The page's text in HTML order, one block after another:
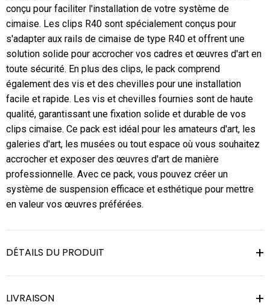
conçu pour faciliter l'installation de votre système de
cimaise. Les clips R40 sont spécialement conçus pour
s'adapter aux rails de cimaise de type R40 et offrent une
solution solide pour accrocher vos cadres et œuvres d'art en
toute sécurité. En plus des clips, le pack comprend
également des vis et des chevilles pour une installation
facile et rapide. Les vis et chevilles fournies sont de haute
qualité, garantissant une fixation solide et durable de vos
clips cimaise. Ce pack est idéal pour les amateurs d'art, les
galeries d'art, les musées ou tout espace où vous souhaitez
accrocher et exposer des œuvres d'art de manière
professionnelle. Avec ce pack, vous pouvez créer un
système de suspension efficace et esthétique pour mettre
en valeur vos œuvres préférées.
DÉTAILS DU PRODUIT
LIVRAISON